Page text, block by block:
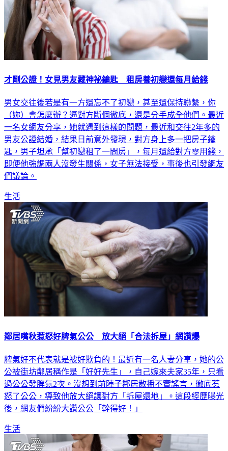
才剛公證！女見男友藏神祕鑰匙 租房養初戀還每月給錢
男女交往後若是有一方還忘不了初戀，甚至還保持聯繫，你
（妳）會怎麼辦？逼對方斷個徹底，還是分手成全他們。最近
一名女網友分享，她就遇到這樣的問題，最近和交往2年多的
男友公證結婚，結果日前意外發現，對方身上多一把房子鑰
匙，男子坦承「幫初戀租了一間房」，每月還給對方零用錢，
即便他強調兩人沒發生關係，女子無法接受，事後也引發網友
們議論。
生活
鄰居嘴秋惹怒好脾氣公公 放大絕「合法拆屋」網讚爆
脾氣好不代表就是被好欺負的！最近有一名人妻分享，她的公
公被街坊鄰居稱作是「好好先生」，自己嫁來夫家35年，只看
過公公發脾氣2次。沒想到前陣子鄰居散播不實謠言，徹底惹
怒了公公，導致他放大絕讓對方「拆屋還地」。這段經歷曝光
後，網友們紛紛大讚公公「幹得好！」
生活